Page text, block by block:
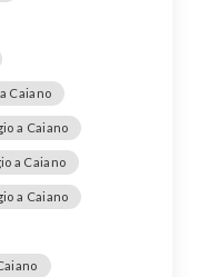
Caiano
a Caiano
a Caiano
a Caiano